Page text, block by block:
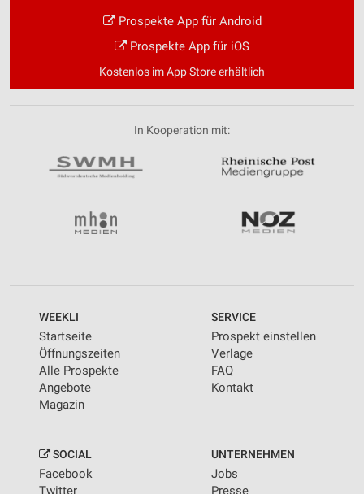
Prospekte App für Android
Prospekte App für iOS
Kostenlos im App Store erhältlich
In Kooperation mit:
WEEKLI
Startseite
Öffnungszeiten
Alle Prospekte
Angebote
Magazin
SERVICE
Prospekt einstellen
Verlage
FAQ
Kontakt
SOCIAL
Facebook
Twitter
UNTERNEHMEN
Jobs
Presse